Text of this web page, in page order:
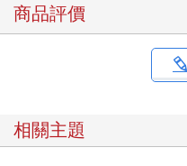
商品評價
相關主題